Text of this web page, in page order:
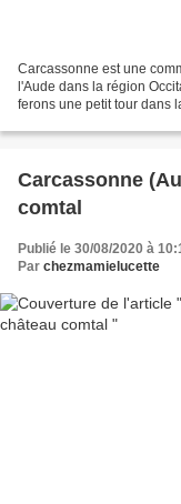
Carcassonne est une
l'Aude dans la région
ferons une petit tour dans
Carcassonne (Aude) : les remparts et le château
comtal
Publié le 30/08/2020 à
Par chezmamielucette